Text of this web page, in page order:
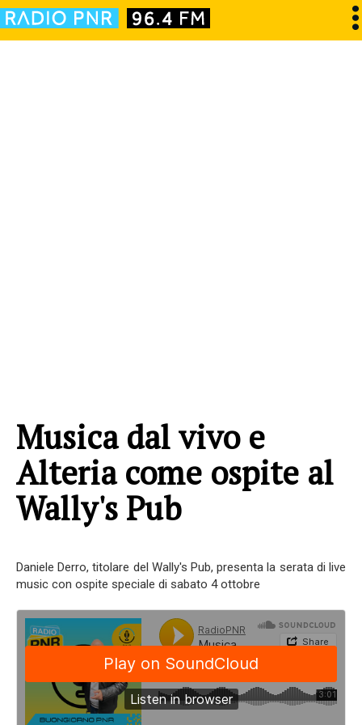
Musica dal vivo e
Alteria come ospite al
Wally's Pub
Daniele Derro, titolare del Wally's Pub, presenta la serata di live
music con ospite speciale di sabato 4 ottobre